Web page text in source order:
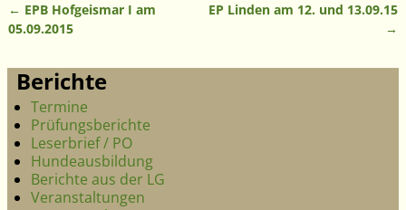
Artikelnavigation
← EPB Hofgeismar I am
05.09.2015
EP Linden am 12. und 13.09.15
→
Berichte
Termine
Prüfungsberichte
Leserbrief / PO
Hundeausbildung
Berichte aus der LG
Veranstaltungen